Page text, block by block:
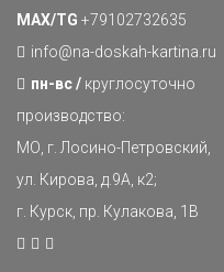
MAX/TG +79102732635
info@na-doskah-kartina.ru
пн-вс / круглосуточно
производство:
МО, г. Лосино-Петровский,
ул. Кирова, д.9А, к2;
г. Курск, пр. Кулакова, 1В